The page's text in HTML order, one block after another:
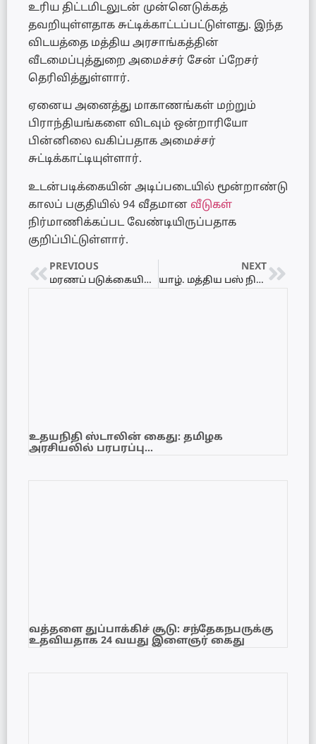
உரிய திட்டமிடலுடன் முன்னெடுக்கத்
தவறியுள்ளதாக சுட்டிக்காட்டப்பட்டுள்ளது. இந்த
விடயத்தை மத்திய அரசாங்கத்தின்
வீடமைப்புத்துறை அமைச்சர் சேன் ப்றேசர்
தெரிவித்துள்ளார்.
ஏனைய அனைத்து மாகாணங்கள் மற்றும்
பிராந்தியங்களை விடவும் ஒன்றாரியோ
பின்னிலை வகிப்பதாக அமைச்சர்
சுட்டிக்காட்டியுள்ளார்.
உடன்படிக்கையின் அடிப்படையில் மூன்றாண்டு
காலப் பகுதியில் 94 வீதமான வீடுகள்
நிர்மாணிக்கப்பட வேண்டியிருப்பதாக
குறிப்பிட்டுள்ளார்.
PREVIOUS
மரணப் படுக்கையிலிருந்த நாட்டை மீட்டெடுத்த பெருமை ஜனாதிபதி ரணிலையே சாரும் – அமைச்சர் ஹரீன் பெர்னாண்டோ
NEXT
யாழ். மத்திய பஸ் நிலையத்தில் பொலிஸ் காவலரண் அமைக்க நடவடிக்கை!
உதயநிதி ஸ்டாலின் கைது: தமிழக
அரசியலில் பரபரப்பு…
வத்தளை துப்பாக்கிச் சூடு: சந்தேகநபருக்கு
உதவியதாக 24 வயது இளைஞர் கைது